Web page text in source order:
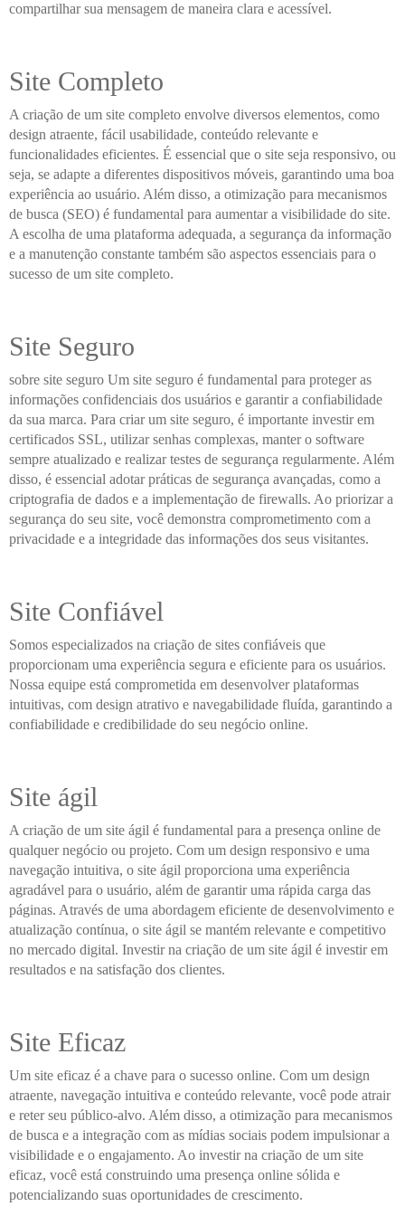
compartilhar sua mensagem de maneira clara e acessível.
Site Completo
A criação de um site completo envolve diversos elementos, como
design atraente, fácil usabilidade, conteúdo relevante e
funcionalidades eficientes. É essencial que o site seja responsivo, ou
seja, se adapte a diferentes dispositivos móveis, garantindo uma boa
experiência ao usuário. Além disso, a otimização para mecanismos
de busca (SEO) é fundamental para aumentar a visibilidade do site.
A escolha de uma plataforma adequada, a segurança da informação
e a manutenção constante também são aspectos essenciais para o
sucesso de um site completo.
Site Seguro
sobre site seguro Um site seguro é fundamental para proteger as
informações confidenciais dos usuários e garantir a confiabilidade
da sua marca. Para criar um site seguro, é importante investir em
certificados SSL, utilizar senhas complexas, manter o software
sempre atualizado e realizar testes de segurança regularmente. Além
disso, é essencial adotar práticas de segurança avançadas, como a
criptografia de dados e a implementação de firewalls. Ao priorizar a
segurança do seu site, você demonstra comprometimento com a
privacidade e a integridade das informações dos seus visitantes.
Site Confiável
Somos especializados na criação de sites confiáveis que
proporcionam uma experiência segura e eficiente para os usuários.
Nossa equipe está comprometida em desenvolver plataformas
intuitivas, com design atrativo e navegabilidade fluída, garantindo a
confiabilidade e credibilidade do seu negócio online.
Site ágil
A criação de um site ágil é fundamental para a presença online de
qualquer negócio ou projeto. Com um design responsivo e uma
navegação intuitiva, o site ágil proporciona uma experiência
agradável para o usuário, além de garantir uma rápida carga das
páginas. Através de uma abordagem eficiente de desenvolvimento e
atualização contínua, o site ágil se mantém relevante e competitivo
no mercado digital. Investir na criação de um site ágil é investir em
resultados e na satisfação dos clientes.
Site Eficaz
Um site eficaz é a chave para o sucesso online. Com um design
atraente, navegação intuitiva e conteúdo relevante, você pode atrair
e reter seu público-alvo. Além disso, a otimização para mecanismos
de busca e a integração com as mídias sociais podem impulsionar a
visibilidade e o engajamento. Ao investir na criação de um site
eficaz, você está construindo uma presença online sólida e
potencializando suas oportunidades de crescimento.